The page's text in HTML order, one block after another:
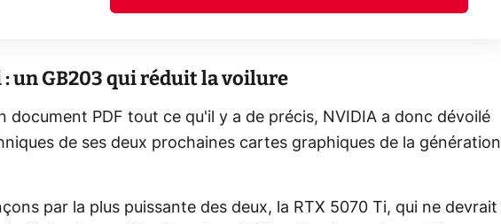
: un GB203 qui réduit la voilure
document PDF tout ce qu'il y a de précis, NVIDIA a donc dévoilé
de ses deux prochaines cartes graphiques de la génération
par la plus puissante des deux, la RTX 5070 Ti, qui ne devrait